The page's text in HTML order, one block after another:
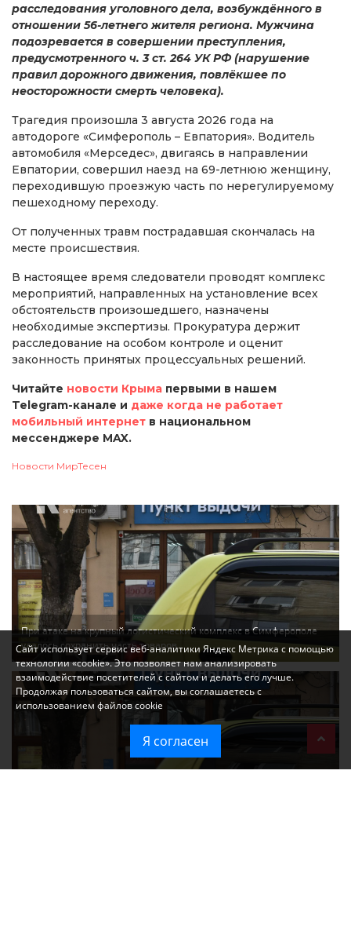
расследования уголовного дела, возбуждённого в
отношении 56-летнего жителя региона. Мужчина
подозревается в совершении преступления,
предусмотренного ч. 3 ст. 264 УК РФ (нарушение
правил дорожного движения, повлёкшее по
неосторожности смерть человека).
Трагедия произошла 3 августа 2026 года на
автодороге «Симферополь – Евпатория». Водитель
автомобиля «Мерседес», двигаясь в направлении
Евпатории, совершил наезд на 69-летнюю женщину,
переходившую проезжую часть по нерегулируемому
пешеходному переходу.
От полученных травм пострадавшая скончалась на
месте происшествия.
В настоящее время следователи проводят комплекс
мероприятий, направленных на установление всех
обстоятельств произошедшего, назначены
необходимые экспертизы. Прокуратура держит
расследование на особом контроле и оценит
законность принятых процессуальных решений.
Читайте новости Крыма первыми в нашем
Telegram-канале и даже когда не работает
мобильный интернет в национальном
мессенджере MAX.
Новости МирТесен
При атаке на крупный логистический комплекс в Симферополе
удалось сохранить часть товаров
Сайт использует сервис веб-аналитики Яндекс Метрика с помощью
технологии «cookie». Это позволяет нам анализировать
взаимодействие посетителей с сайтом и делать его лучше.
Продолжая пользоваться сайтом, вы соглашаетесь с
использованием файлов cookie
Я согласен